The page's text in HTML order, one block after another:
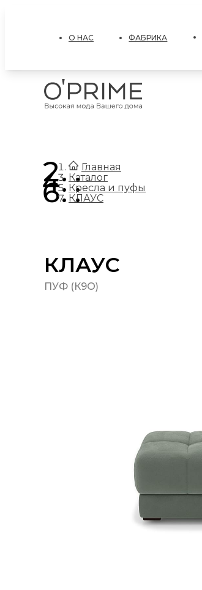
О НАС ФАБРИКА
Главная
.
Каталог
.
Кресла и пуфы
.
КЛАУС
КЛАУС
ПУФ (К9О)